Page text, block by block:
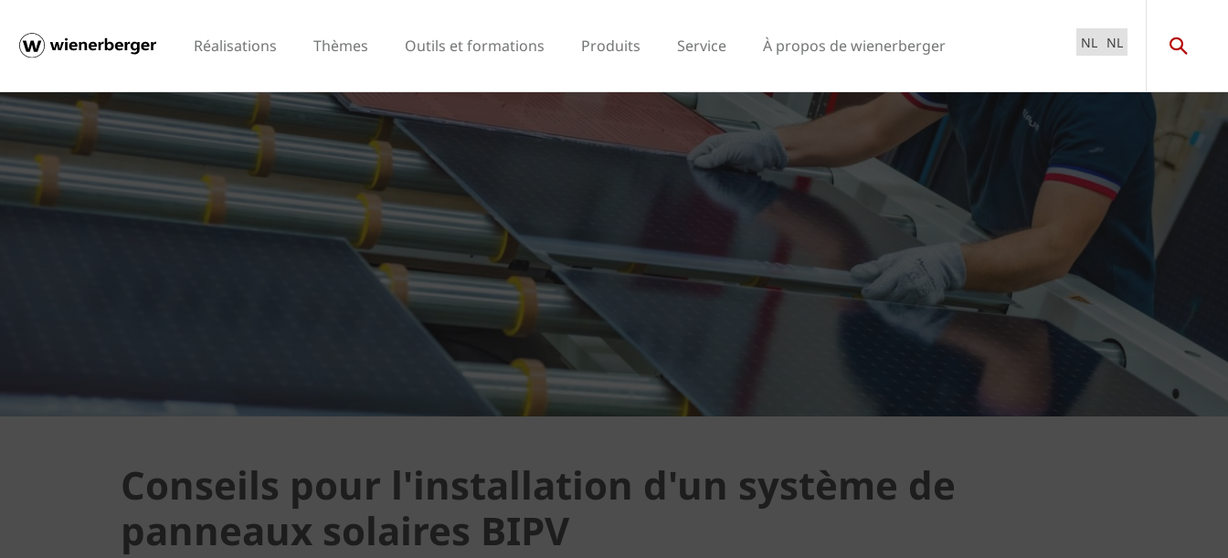
Réalisations Thèmes Outils et formations Produits Service À propos de wienerberger NL NL
Conseils pour l'installation d'un système de
panneaux solaires BIPV